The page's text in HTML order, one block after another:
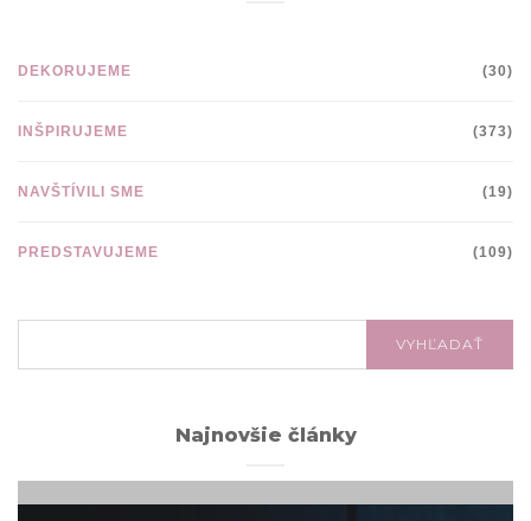
DEKORUJEME (30)
INŠPIRUJEME (373)
NAVŠTÍVILI SME (19)
PREDSTAVUJEME (109)
VYHĽADAŤ
Najnovšie články